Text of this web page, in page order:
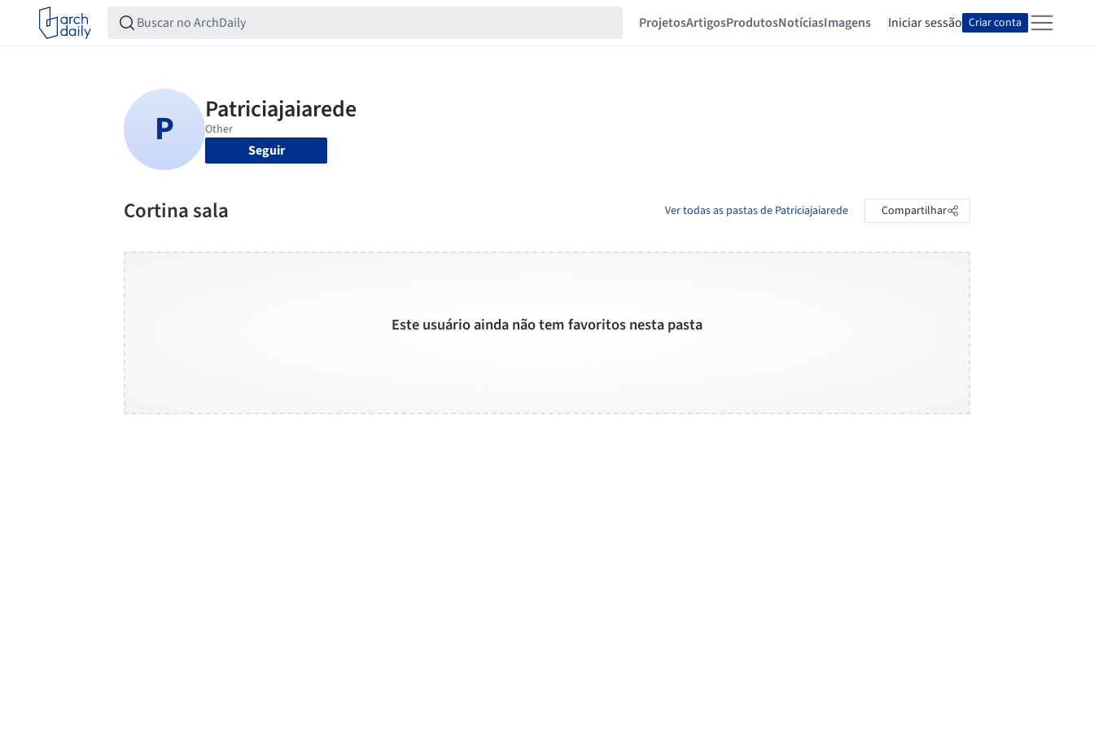
ProjetosArtigosProdutosNotíciasImagens Iniciar sessão Criar conta
Seguir
Cortina sala Ver todas as pastas de Patriciajaiarede Compartilhar
Este usuário ainda não tem favoritos nesta pasta